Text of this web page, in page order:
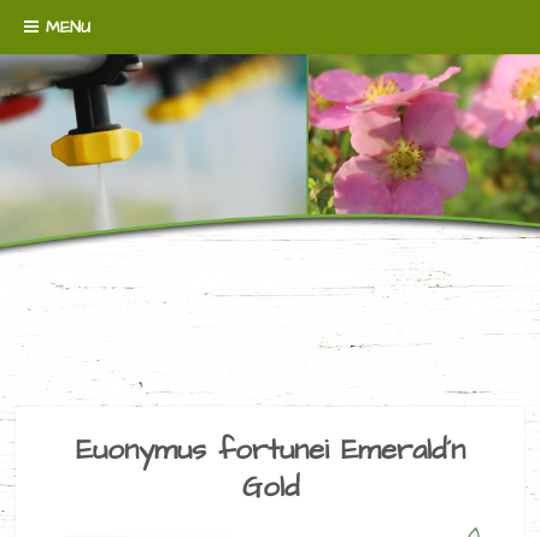
MENU
Skip to content
BAUMSCHULE
BROERMANN
WENN´S UM BODENDECKER GEHT!
Euonymus fortunei Emerald´n
Gold